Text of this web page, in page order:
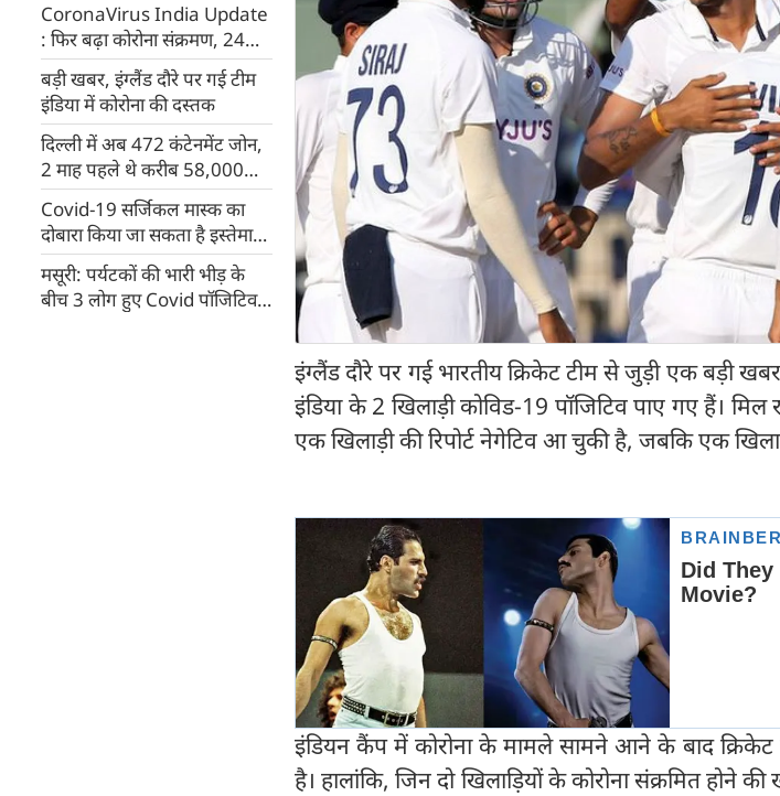
CoronaVirus India Update
: फिर बढ़ा कोरोना संक्रमण, 24
घंटों में 41,806 नए मामले
बड़ी खबर, इंग्लैंड दौरे पर गई टीम
इंडिया में कोरोना की दस्तक
दिल्ली में अब 472 कंटेनमेंट जोन,
2 माह पहले थे करीब 58,000
कोविड निषिद्ध क्षेत्र
Covid-19 सर्जिकल मास्‍क का
दोबारा किया जा सकता है इस्‍तेमाल,
जानिए कैसे करें डिस्‍इनफैक्‍ट
मसूरी: पर्यटकों की भारी भीड़ के
बीच 3 लोग हुए Covid पॉजिटिव,
इंग्लैंड दौरे पर गई भारतीय क्रिकेट टीम से जुड़ी एक बड़ी
इंडिया के 2 खिलाड़ी कोविड-19 पॉजिटिव पाए गए हैं।
एक खिलाड़ी की रिपोर्ट नेगेटिव आ चुकी है, जबकि एक
इंडियन कैंप में कोरोना के मामले सामने आने के बाद
है। हालांकि, जिन दो खिलाड़ियों के कोरोना संक्रमित होने